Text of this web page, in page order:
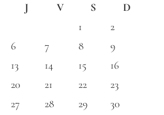
J V S
D
1
2
6 7 8
9
13 14 15
16
20 21 22
23
27 28 29
30